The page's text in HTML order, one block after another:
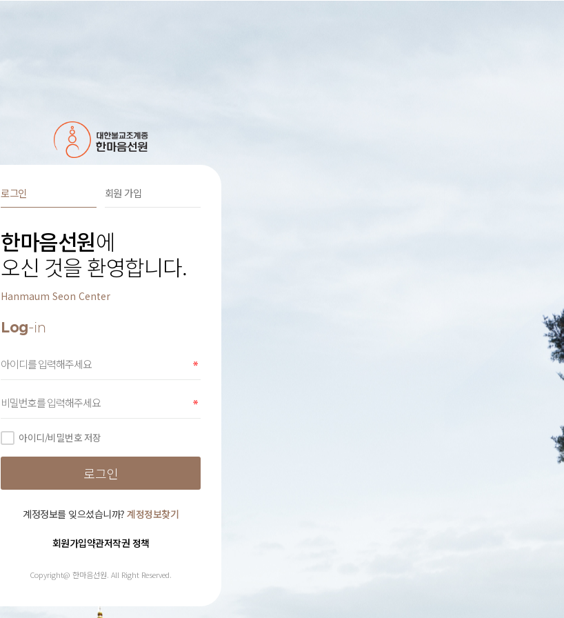
로그인 회원 가입
한마음선원에
오신 것을 환영합니다.
Hanmaum Seon Center
Log-in
아이디/비밀번호 저장
계정정보를 잊으셨습니까? 계정정보찾기
회원가입약관저작권 정책
Copyright@ 한마음선원. All Right Reserved.